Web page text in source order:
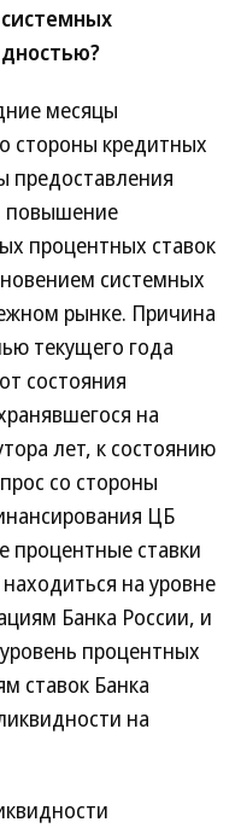
месяцы
стороны кредитных
предоставления
повышение
процентных ставок
системных
рынке. Причина
текущего года
состояния
на
лет, к состоянию
со стороны
ЦБ
процентные ставки
на уровне
Банка России, и
процентных
ставок Банка
на